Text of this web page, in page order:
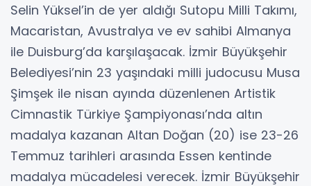
Selin Yüksel’in de yer aldığı Sutopu Milli Takımı,
Macaristan, Avustralya ve ev sahibi Almanya
ile Duisburg’da karşılaşacak. İzmir Büyükşehir
Belediyesi’nin 23 yaşındaki milli judocusu Musa
Şimşek ile nisan ayında düzenlenen Artistik
Cimnastik Türkiye Şampiyonası’nda altın
madalya kazanan Altan Doğan (20) ise 23-26
Temmuz tarihleri arasında Essen kentinde
madalya mücadelesi verecek. İzmir Büyükşehir